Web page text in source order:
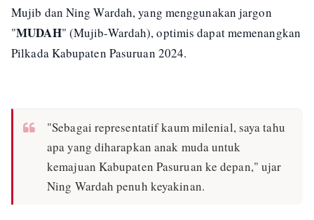
Mujib dan Ning Wardah, yang menggunakan jargon
"MUDAH" (Mujib-Wardah), optimis dapat memenangkan
Pilkada Kabupaten Pasuruan 2024.
"Sebagai representatif kaum milenial, saya tahu
apa yang diharapkan anak muda untuk
kemajuan Kabupaten Pasuruan ke depan," ujar
Ning Wardah penuh keyakinan.